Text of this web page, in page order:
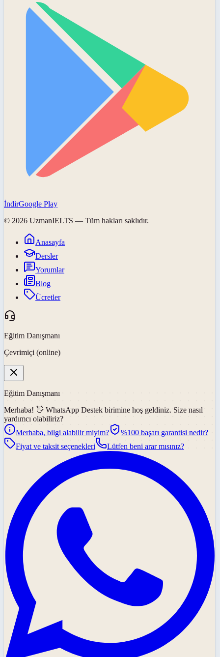
İndirGoogle Play
© 2026 UzmanIELTS — Tüm hakları saklıdır.
Anasayfa
Dersler
Yorumlar
Blog
Ücretler
Eğitim Danışmanı
Çevrimiçi (online)
Eğitim Danışmanı
Merhaba! 👋 WhatsApp Destek birimine hoş geldiniz. Size nasıl
yardımcı olabiliriz?
Merhaba, bilgi alabilir miyim?
%100 başarı garantisi nedir?
Fiyat ve taksit seçenekleri
Lütfen beni arar mısınız?